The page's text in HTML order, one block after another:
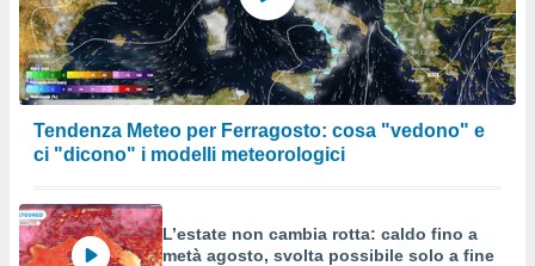
Tendenza Meteo per Ferragosto: cosa "vedono" e
ci "dicono" i modelli meteorologici
L’estate non cambia rotta: caldo fino a
metà agosto, svolta possibile solo a fine